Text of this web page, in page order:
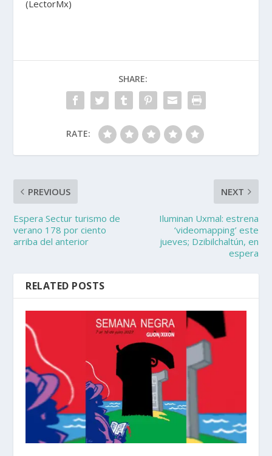
(LectorMx)
SHARE:
RATE:
PREVIOUS
Espera Sectur turismo de
verano 178 por ciento
arriba del anterior
NEXT
Iluminan Uxmal: estrena
‘videomapping’ este
jueves; Dzibilchaltún, en
espera
RELATED POSTS